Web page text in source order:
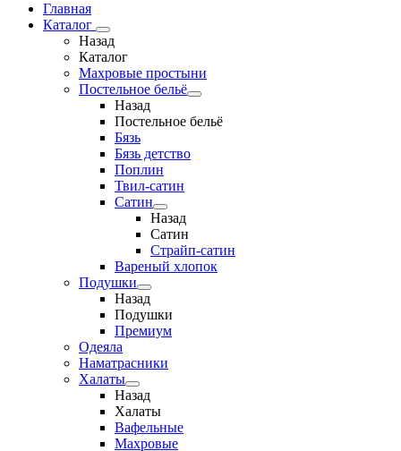
Главная
Каталог
Назад
Каталог
Махровые простыни
Постельное бельё
Назад
Постельное бельё
Бязь
Бязь детство
Поплин
Твил-сатин
Сатин
Назад
Сатин
Страйп-сатин
Вареный хлопок
Подушки
Назад
Подушки
Премиум
Одеяла
Наматрасники
Халаты
Назад
Халаты
Вафельные
Махровые